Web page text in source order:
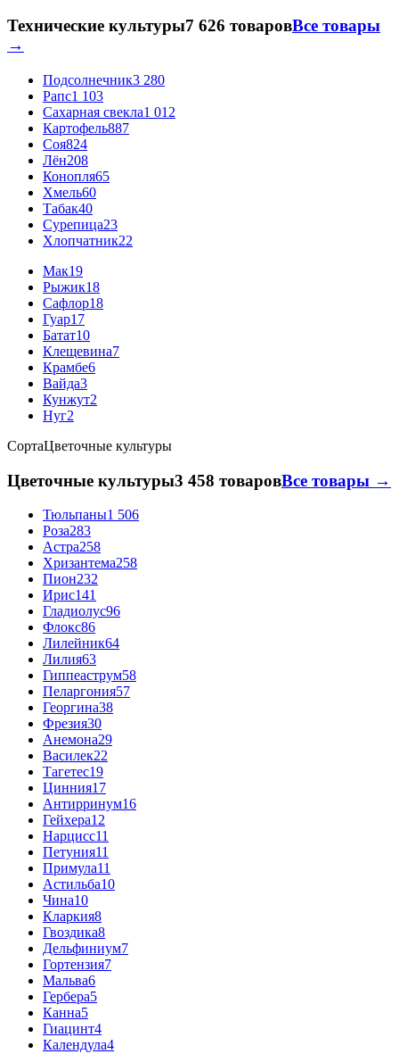
Технические культуры7 626 товаровВсе товары
→
Подсолнечник3 280
Рапс1 103
Сахарная свекла1 012
Картофель887
Соя824
Лён208
Конопля65
Хмель60
Табак40
Сурепица23
Хлопчатник22
Мак19
Рыжик18
Сафлор18
Гуар17
Батат10
Клещевина7
Крамбе6
Вайда3
Кунжут2
Нуг2
СортаЦветочные культуры
Цветочные культуры3 458 товаровВсе товары →
Тюльпаны1 506
Роза283
Астра258
Хризантема258
Пион232
Ирис141
Гладиолус96
Флокс86
Лилейник64
Лилия63
Гиппеаструм58
Пеларгония57
Георгина38
Фрезия30
Анемона29
Василек22
Тагетес19
Цинния17
Антирринум16
Гейхера12
Нарцисс11
Петуния11
Примула11
Астильба10
Чина10
Кларкия8
Гвоздика8
Дельфиниум7
Гортензия7
Мальва6
Гербера5
Канна5
Гиацинт4
Календула4